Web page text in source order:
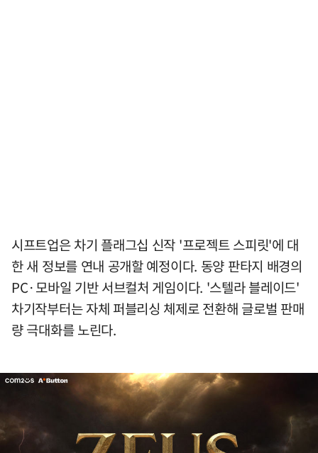
시프트업은 차기 플래그십 신작 '프로젝트 스피릿'에 대
한 새 정보를 연내 공개할 예정이다. 동양 판타지 배경의
PC·모바일 기반 서브컬처 게임이다. '스텔라 블레이드'
차기작부터는 자체 퍼블리싱 체제로 전환해 글로벌 판매
량 극대화를 노린다.